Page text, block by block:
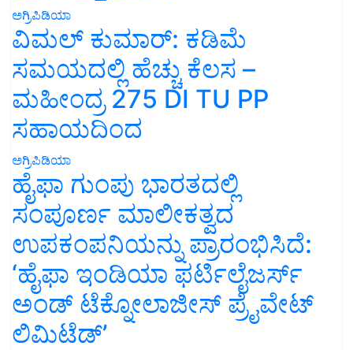
ಅಗ್ರಿಪಿಡಿಯಾ
ವಿಮಲ್ ಕುಮಾರ್: ಕಡಿಮೆ
ಸಮಯದಲ್ಲಿ ಹೆಚ್ಚು ಕೆಲಸ –
ಮಹೀಂದ್ರ 275 DI TU PP
ಸಹಾಯದಿಂದ
ಅಗ್ರಿಪಿಡಿಯಾ
ಹೈಫಾ ಗುಂಪು ಭಾರತದಲ್ಲಿ
ಸಂಪೂರ್ಣ ಮಾಲೀಕತ್ವದ
ಉಪಕಂಪನಿಯನ್ನು ಪ್ರಾರಂಭಿಸಿದೆ:
‘ಹೈಫಾ ಇಂಡಿಯಾ ಫರ್ಟಿಲೈಜರ್ಸ್
ಅಂಡ್ ಟೆಕ್ನೋಲಾಜೀಸ್ ಪ್ರೈವೇಟ್
ಲಿಮಿಟೆಡ್’